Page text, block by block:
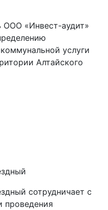
ООО «Инвест-аудит»
услуги
Алтайского
сотрудничает с
проведения